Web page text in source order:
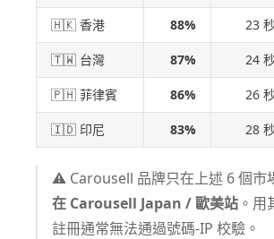
🇭🇰 香港 88% 23
🇹🇼 台灣 87% 24
🇵🇭 菲律賓 86% 26
🇮🇩 印尼 83% 28
⚠️ Carousell 品牌只在上述 6 個市
在 Carousell Japan / 歐美站 。用
註冊通常無法通過號碼-IP 校驗。